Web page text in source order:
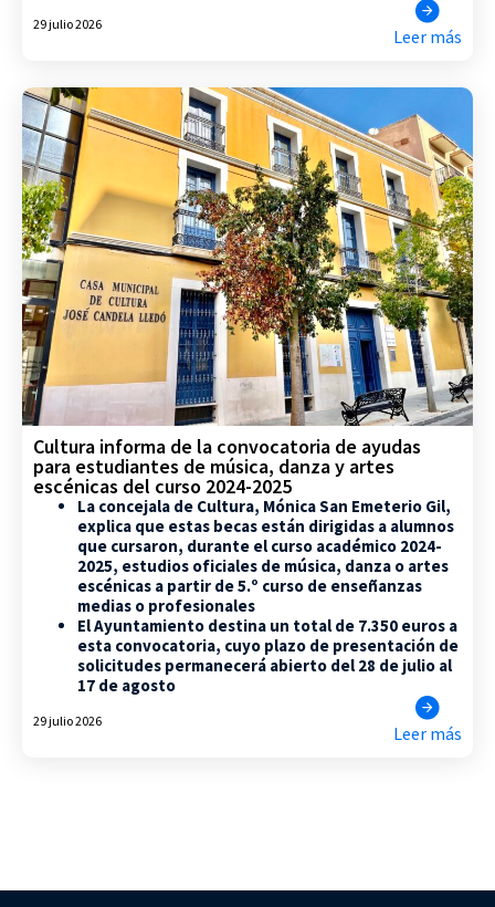
29 julio 2026
Leer más
Cultura informa de la convocatoria de ayudas
para estudiantes de música, danza y artes
escénicas del curso 2024-2025
La concejala de Cultura, Mónica San Emeterio Gil,
explica que estas becas están dirigidas a alumnos
que cursaron, durante el curso académico 2024-
2025, estudios oficiales de música, danza o artes
escénicas a partir de 5.º curso de enseñanzas
medias o profesionales
El Ayuntamiento destina un total de 7.350 euros a
esta convocatoria, cuyo plazo de presentación de
solicitudes permanecerá abierto del 28 de julio al
17 de agosto
29 julio 2026
Leer más